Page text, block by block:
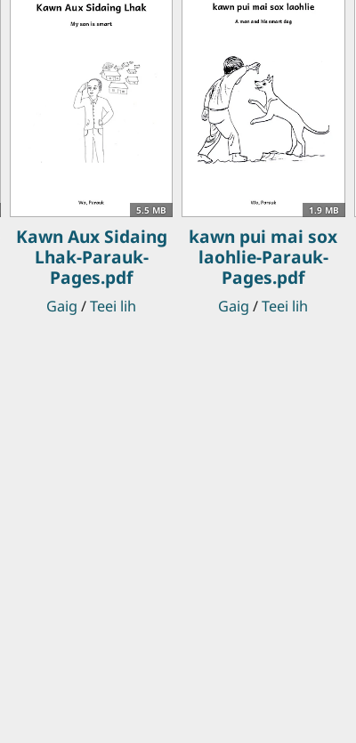
5.5 MB
Kawn Aux Sidaing
Lhak-Parauk-
Pages.pdf
Gaig /Teei lih
1.9 MB
kawn pui mai sox
laohlie-Parauk-
Pages.pdf
Gaig /Teei lih